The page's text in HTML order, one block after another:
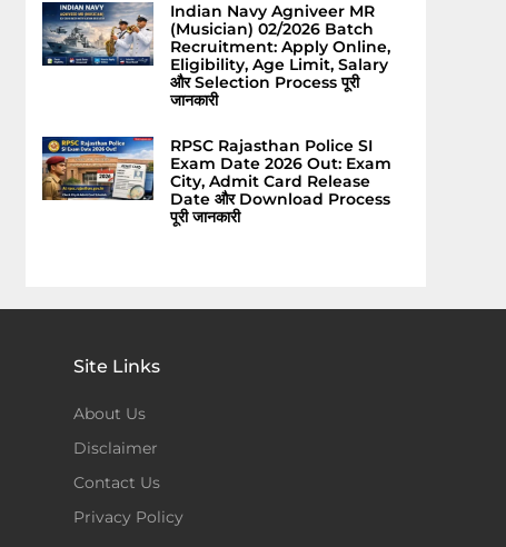
Indian Navy Agniveer MR
(Musician) 02/2026 Batch
Recruitment: Apply Online,
Eligibility, Age Limit, Salary
और Selection Process पूरी
जानकारी
RPSC Rajasthan Police SI
Exam Date 2026 Out: Exam
City, Admit Card Release
Date और Download Process
पूरी जानकारी
Site Links
About Us
Disclaimer
Contact Us
Privacy Policy